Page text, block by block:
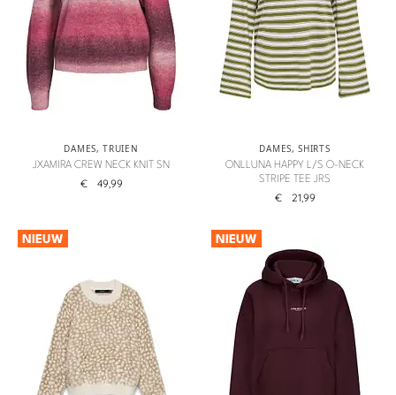
DAMES,TRUIEN
JXAMIRA CREW NECK KNIT SN
€ 49,99
DAMES,SHIRTS
ONLLUNA HAPPY L/S O-NECK
STRIPE TEE JRS
€ 21,99
NIEUW NIEUW